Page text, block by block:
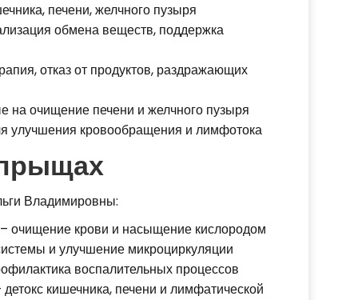
печени, желчного пузыря
обмена веществ, поддержка
отказ от продуктов, раздражающих
на очищение печени и желчного пузыря
улучшения кровообращения и лимфотока
Владимировны:
очищение крови и насыщение кислородом
и улучшение микроциркуляции
воспалительных процессов
кишечника, печени и лимфатической